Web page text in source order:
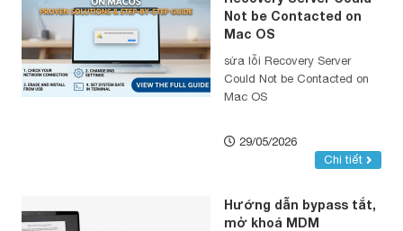
Not be Contacted on
Mac OS
sửa lỗi Recovery Server
Could Not be Contacted on
Mac OS
29/05/2026
Chi tiết
Hướng dẫn bypass tắt,
mở khoá MDM